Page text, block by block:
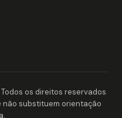
os direitos reservados
não substituem orientação